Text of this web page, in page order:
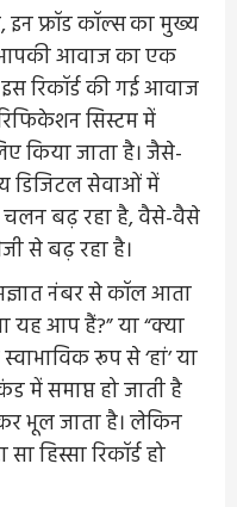
इन फ्रॉड कॉल्स का मुख्य
आपकी आवाज का एक
रिकॉर्ड की गई आवाज
सिस्टम में
किया जाता है। जैसे-
डिजिटल सेवाओं में
बढ़ रहा है, वैसे-वैसे
से बढ़ रहा है।
नंबर से कॉल आता
यह आप हैं?” या “क्या
रूप से ‘हां’ या
में समाप्त हो जाती है
भूल जाता है। लेकिन
हिस्सा रिकॉर्ड हो